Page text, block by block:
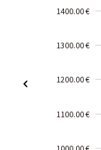
1400.00 €
1300.00 €
1200.00 €
1100.00 €